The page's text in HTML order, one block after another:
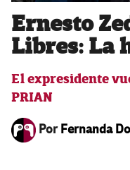
Ernesto
Libres: La
El expresidente
PRIAN
PorFernanda